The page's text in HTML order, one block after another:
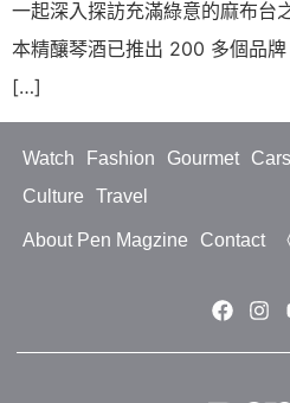
一起深入探訪充滿綠意的麻布台
本精釀琴酒已推出 200 多個品
[…]
Watch Fashion Gourmet Cars
Culture
Travel
About Pen Magzine Contact